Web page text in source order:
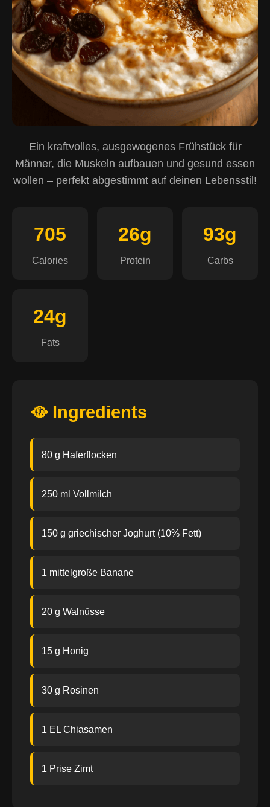
Ein kraftvolles, ausgewogenes Frühstück für
Männer, die Muskeln aufbauen und gesund essen
wollen – perfekt abgestimmt auf deinen Lebensstil!
705
Calories
26g
Protein
93g
Carbs
24g
Fats
🥘 Ingredients
80 g Haferflocken
250 ml Vollmilch
150 g griechischer Joghurt (10% Fett)
1 mittelgroße Banane
20 g Walnüsse
15 g Honig
30 g Rosinen
1 EL Chiasamen
1 Prise Zimt